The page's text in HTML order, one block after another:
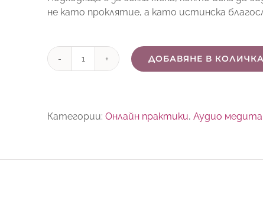
не като проклятие, а като истинска
количество
сезона"
ДОБАВЯНЕ В
Категории: Онлайн практики, Аудио